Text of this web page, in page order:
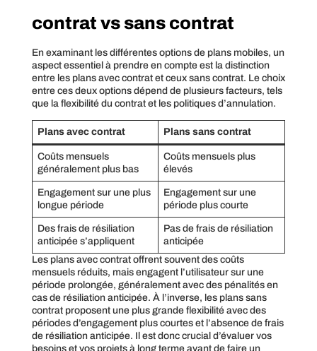
contrat vs sans contrat
En examinant les différentes options de plans mobiles, un
aspect essentiel à prendre en compte est la distinction
entre les plans avec contrat et ceux sans contrat. Le choix
entre ces deux options dépend de plusieurs facteurs, tels
que la flexibilité du contrat et les politiques d’annulation.
Plans avec contrat Plans sans contrat
Coûts mensuels
généralement plus bas
Coûts mensuels plus
élevés
Engagement sur une plus
longue période
Engagement sur une
période plus courte
Des frais de résiliation
anticipée s’appliquent
Pas de frais de résiliation
anticipée
Les plans avec contrat offrent souvent des coûts
mensuels réduits, mais engagent l’utilisateur sur une
période prolongée, généralement avec des pénalités en
cas de résiliation anticipée. À l’inverse, les plans sans
contrat proposent une plus grande flexibilité avec des
périodes d’engagement plus courtes et l’absence de frais
de résiliation anticipée. Il est donc crucial d’évaluer vos
besoins et vos projets à long terme avant de faire un